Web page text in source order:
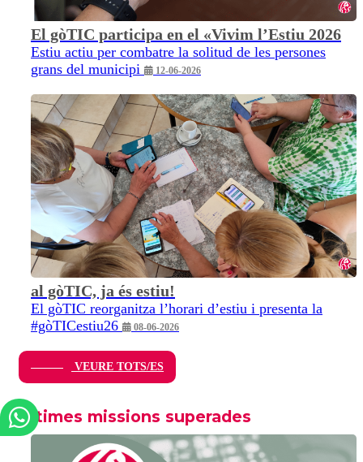
El gòTIC participa en el «Vivim l’Estiu 2026
Estiu actiu per combatre la solitud de les persones
grans del municipi
12-06-2026
al gòTIC, ja és estiu!
El gòTIC reorganitza l’horari d’estiu i presenta la
#gòTICestiu26
08-06-2026
VEURE TOTS/ES
Últimes missions superades